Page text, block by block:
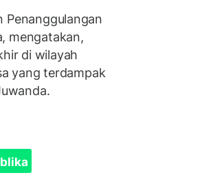
Penanggulangan
mengatakan,
di wilayah
yang terdampak